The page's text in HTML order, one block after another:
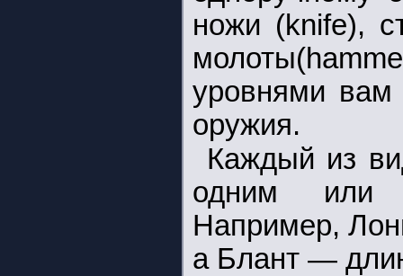
ножи (knife),
уровнями вам
оружия.
Каждый из
одним или
Например,
а Блант —